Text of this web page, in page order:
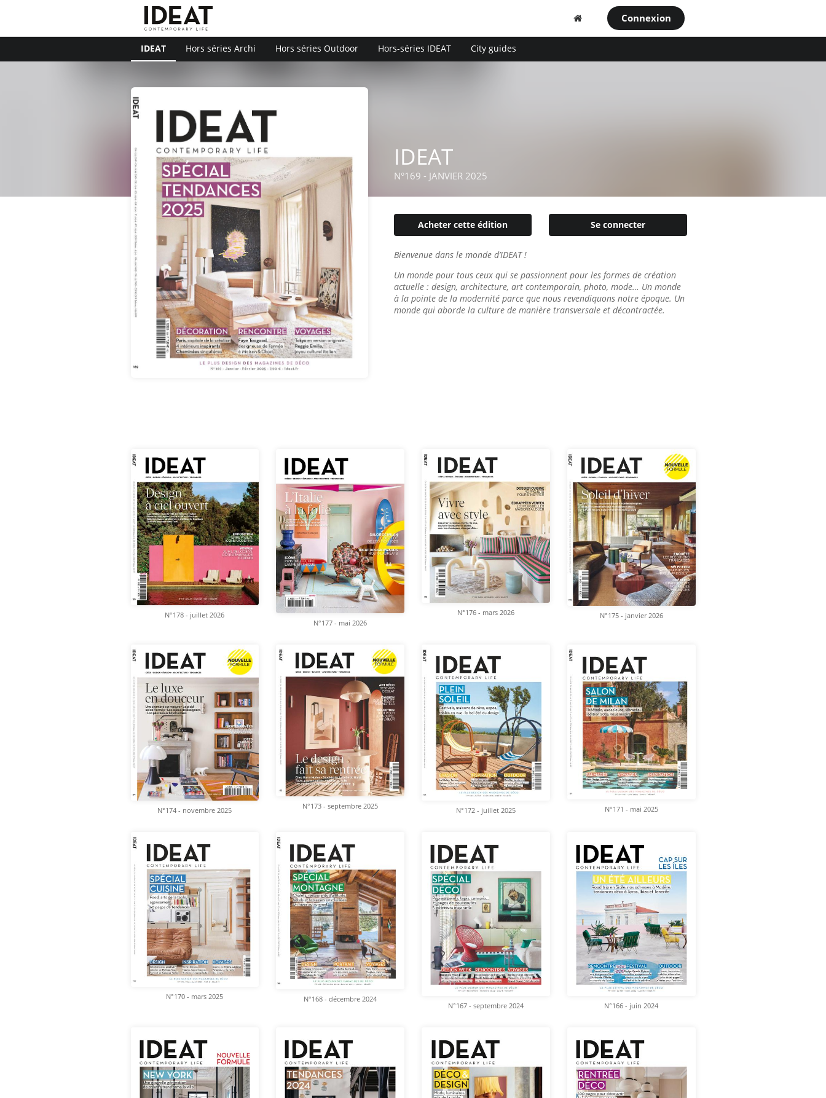
Connexion
IDEAT Hors séries Archi Hors séries Outdoor Hors-séries IDEAT City guides
IDEAT
N°169 - JANVIER 2025
Acheter cette édition Se connecter
Bienvenue dans le monde d’IDEAT !
Un monde pour tous ceux qui se passionnent pour les formes de création
actuelle : design, architecture, art contemporain, photo, mode… Un monde
à la pointe de la modernité parce que nous revendiquons notre époque. Un
monde qui aborde la culture de manière transversale et décontractée.
N°178 - juillet 2026
N°177 - mai 2026
N°176 - mars 2026 N°175 - janvier 2026
N°174 - novembre 2025
N°173 - septembre 2025
N°172 - juillet 2025 N°171 - mai 2025
N°170 - mars 2025
N°168 - décembre 2024
N°167 - septembre 2024
N°166 - juin 2024